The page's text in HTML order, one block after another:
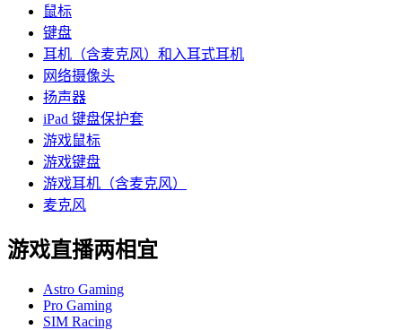
鼠标
键盘
耳机（含麦克风）和入耳式耳机
网络摄像头
扬声器
iPad 键盘保护套
游戏鼠标
游戏键盘
游戏耳机（含麦克风）
麦克风
游戏直播两相宜
Astro Gaming
Pro Gaming
SIM Racing